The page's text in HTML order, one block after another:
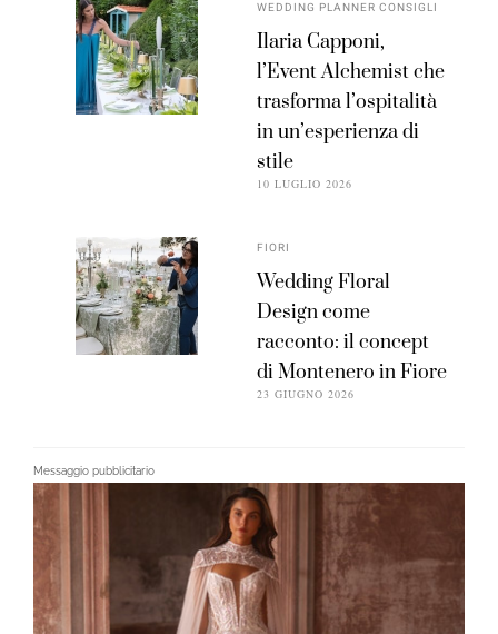
WEDDING PLANNER CONSIGLI
Ilaria Capponi,
l’Event Alchemist che
trasforma l’ospitalità
in un’esperienza di
stile
10 LUGLIO 2026
FIORI
Wedding Floral
Design come
racconto: il concept
di Montenero in Fiore
23 GIUGNO 2026
Messaggio pubblicitario